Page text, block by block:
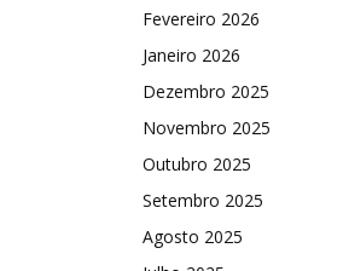
Fevereiro 2026
Janeiro 2026
Dezembro 2025
Novembro 2025
Outubro 2025
Setembro 2025
Agosto 2025